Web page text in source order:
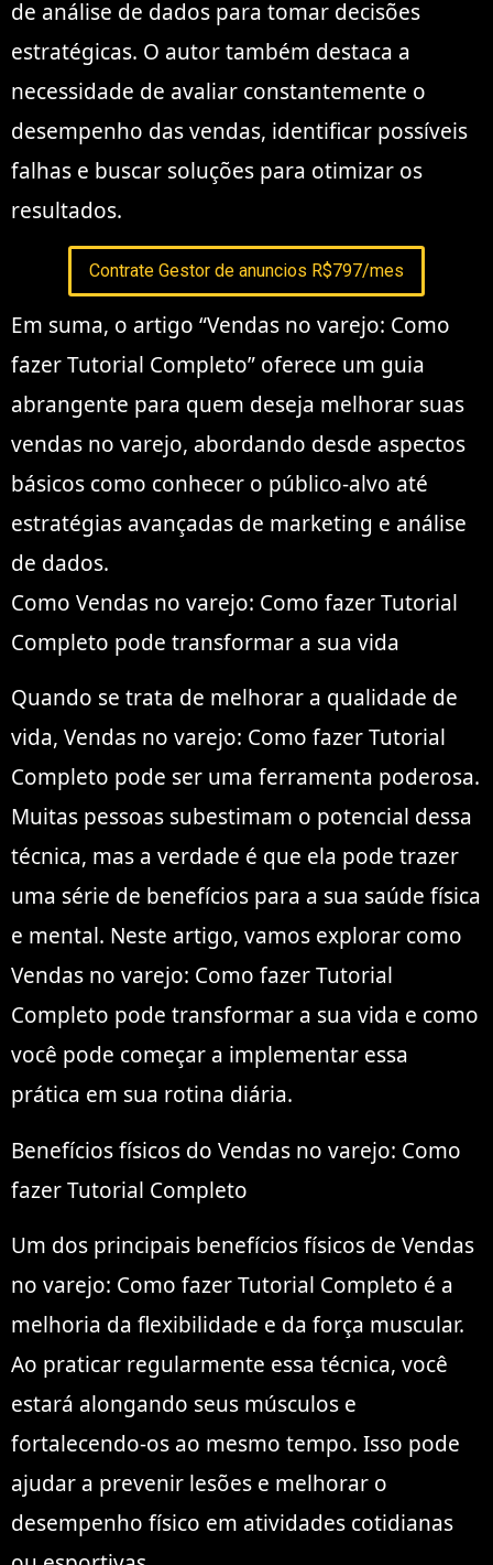
de análise de dados para tomar decisões
estratégicas. O autor também destaca a
necessidade de avaliar constantemente o
desempenho das vendas, identificar possíveis
falhas e buscar soluções para otimizar os
resultados.
Contrate Gestor de anuncios R$797/mes
Em suma, o artigo “Vendas no varejo: Como
fazer Tutorial Completo” oferece um guia
abrangente para quem deseja melhorar suas
vendas no varejo, abordando desde aspectos
básicos como conhecer o público-alvo até
estratégias avançadas de marketing e análise
de dados.
Como Vendas no varejo: Como fazer Tutorial
Completo pode transformar a sua vida
Quando se trata de melhorar a qualidade de
vida, Vendas no varejo: Como fazer Tutorial
Completo pode ser uma ferramenta poderosa.
Muitas pessoas subestimam o potencial dessa
técnica, mas a verdade é que ela pode trazer
uma série de benefícios para a sua saúde física
e mental. Neste artigo, vamos explorar como
Vendas no varejo: Como fazer Tutorial
Completo pode transformar a sua vida e como
você pode começar a implementar essa
prática em sua rotina diária.
Benefícios físicos do Vendas no varejo: Como
fazer Tutorial Completo
Um dos principais benefícios físicos de Vendas
no varejo: Como fazer Tutorial Completo é a
melhoria da flexibilidade e da força muscular.
Ao praticar regularmente essa técnica, você
estará alongando seus músculos e
fortalecendo-os ao mesmo tempo. Isso pode
ajudar a prevenir lesões e melhorar o
desempenho físico em atividades cotidianas